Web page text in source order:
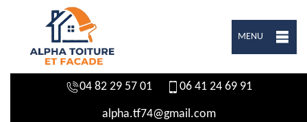
MENU
04 82 29 57 01 06 41 24 69 91
alpha.tf74@gmail.com